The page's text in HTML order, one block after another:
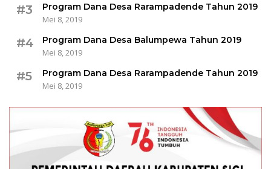
#3
Program Dana Desa Rarampadende Tahun 2019
Mei 8, 2019
#4
Program Dana Desa Balumpewa Tahun 2019
Mei 8, 2019
#5
Program Dana Desa Rarampadende Tahun 2019
Mei 8, 2019